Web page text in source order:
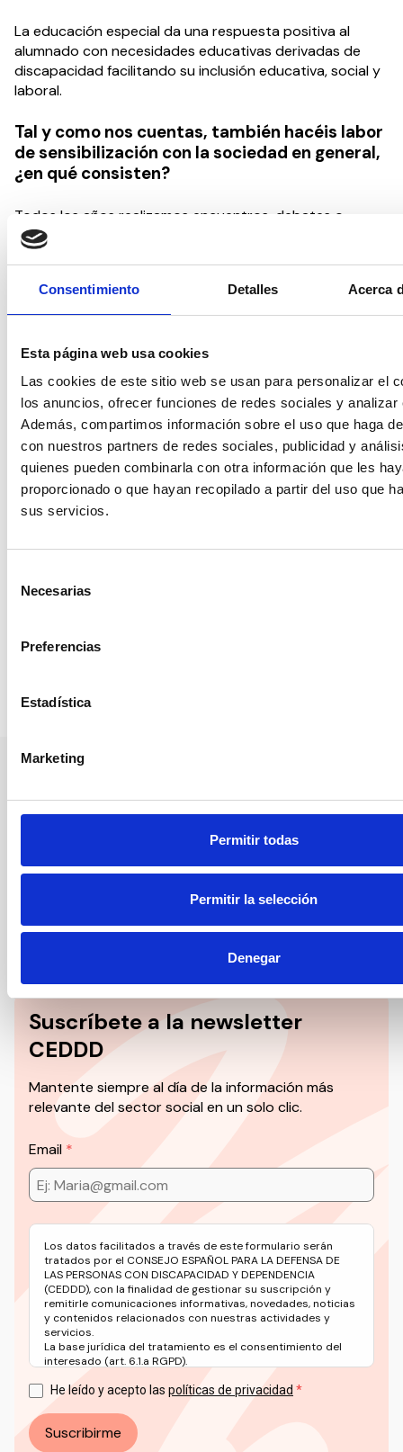
Consentimiento Detalles Acerca
Esta página web usa cookies
Las cookies de este sitio web se usan para personalizar el
los anuncios, ofrecer funciones de redes sociales y analizar
Además, compartimos información sobre el uso que haga
con nuestros partners de redes sociales, publicidad y
quienes pueden combinarla con otra información que les
proporcionado o que hayan recopilado a partir del uso que
sus servicios.
Necesarias
Preferencias
Estadística
Marketing
Permitir todas
Permitir la selección
Denegar
La educación especial da una respuesta positiva al
alumnado con necesidades educativas derivadas de
discapacidad facilitando su inclusión educativa, social y
laboral.
Tal y como nos cuentas, también hacéis labor
de sensibilización con la sociedad en general,
¿en qué consisten?
Todos los años realizamos encuentros, debates o
mesas redondas con motivo del Día de la Discapacidad,
aniversario de la Ley de Dependencia y Día Mundial de
necesidades que tiene nuestro colectivo y nuestras
reivindicaciones en materia social, de educación,
Y por último. Ocasionalmente tenéis
reuniones de primer nivel con los políticos de
vuestra comunidad, ¿qué os dicen?
Normalmente se muestran abiertos al diálogo y hemos
conseguido avances significativos en servicios sociales,
como por ejemplo, revertir el recorte que aplicó el
gobierno de la Comunidad en la prestación de cuidados
compatible con la de asistencia personal-
Compartir en:
Nuestro canal de Youtube
Todas las jornadas CEDDD, el podcast ‘El Rincón
solo clic.
Suscribirme
Suscríbete a la newsletter
CEDDD
Mantente siempre al día de la información más
relevante del sector social en un solo clic.
Email
Los datos facilitados a través de este formulario serán
tratados por el CONSEJO ESPAÑOL PARA LA DEFENSA DE
LAS PERSONAS CON DISCAPACIDAD Y DEPENDENCIA
(CEDDD), con la finalidad de gestionar su suscripción y
remitirle comunicaciones informativas, novedades, noticias
y contenidos relacionados con nuestras actividades y
servicios.
La base jurídica del tratamiento es el consentimiento del
interesado (art. 6.1.a RGPD).
datos a través del correo electrónico: info@ceddd.org
He leído y acepto las políticas de privacidad
Suscribirme